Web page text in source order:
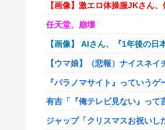
【画像】激エロ体操服JKさん
任天堂、崩壊
【画像】 AIさん、『1年後の
【ウマ娘】（悲報）ナイスネイ
『パラノマサイト』っていう
有吉「『俺テレビ見ない』って
ジャップ「クリスマスお祝い